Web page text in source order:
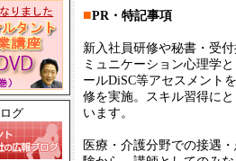
グ
■PR・特記事項
新入社員研修や秘書・受
ミュニケーション心理学
ールDiSC等アセスメント
修を実施。スキル習得に
います。
医療・介護分野での接遇